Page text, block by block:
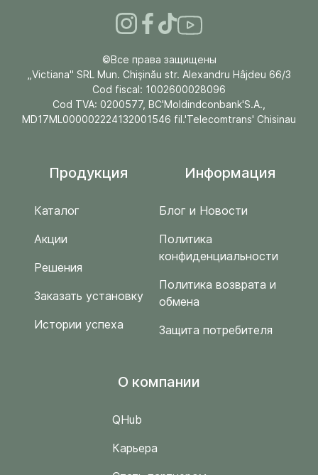
©Все права защищены
„Victiana" SRL Mun. Chişinău str. Alexandru Hâjdeu 66/3
Cod fiscal: 1002600028096
Cod TVA: 0200577, BC'Moldindconbank'S.A.,
MD17ML000002224132001546 fil.'Telecomtrans' Chisinau
Продукция
Каталог
Акции
Решения
Заказать установку
Истории успеха
Информация
Блог и Новости
Политика
конфиденциальности
Политика возврата и
обмена
Защита потребителя
O компании
QHub
Карьера